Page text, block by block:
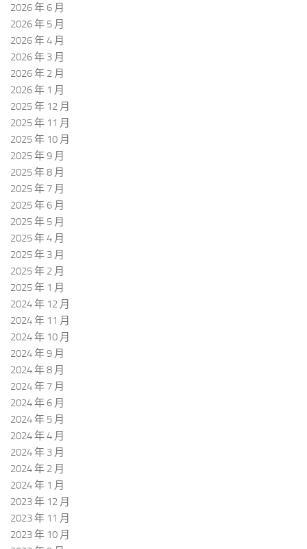
2026 年 6 月
2026 年 5 月
2026 年 4 月
2026 年 3 月
2026 年 2 月
2026 年 1 月
2025 年 12 月
2025 年 11 月
2025 年 10 月
2025 年 9 月
2025 年 8 月
2025 年 7 月
2025 年 6 月
2025 年 5 月
2025 年 4 月
2025 年 3 月
2025 年 2 月
2025 年 1 月
2024 年 12 月
2024 年 11 月
2024 年 10 月
2024 年 9 月
2024 年 8 月
2024 年 7 月
2024 年 6 月
2024 年 5 月
2024 年 4 月
2024 年 3 月
2024 年 2 月
2024 年 1 月
2023 年 12 月
2023 年 11 月
2023 年 10 月